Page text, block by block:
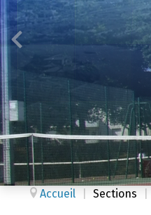
Accueil Sections